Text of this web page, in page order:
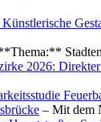
2026:
– Mit dem